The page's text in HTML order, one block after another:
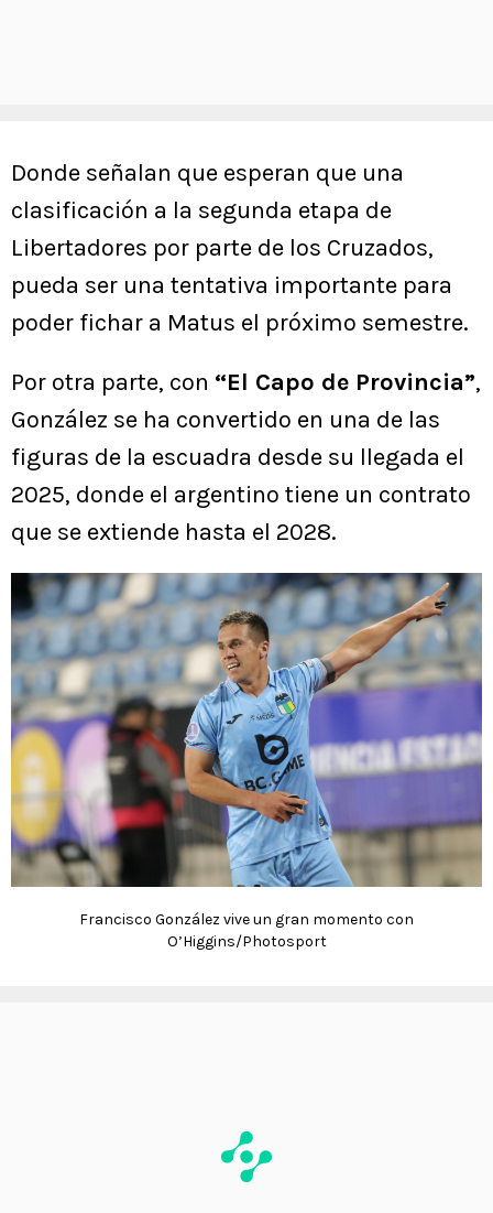
Donde señalan que esperan que una
clasificación a la segunda etapa de
Libertadores por parte de los Cruzados,
pueda ser una tentativa importante para
poder fichar a Matus el próximo semestre.
Por otra parte, con “El Capo de Provincia”,
González se ha convertido en una de las
figuras de la escuadra desde su llegada el
2025, donde el argentino tiene un contrato
que se extiende hasta el 2028.
Francisco González vive un gran momento con
O’Higgins/Photosport